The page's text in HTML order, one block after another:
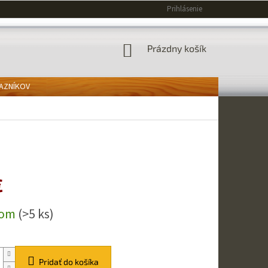
Prihlásenie
NÁKUPNÝ
Prázdny košík
(>5 ks)
Pridať do košíka